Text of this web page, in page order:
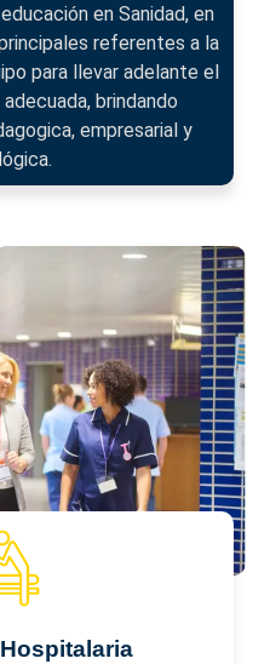
en Sanidad, en
referentes a la
para llevar adelante el
brindando
empresarial y